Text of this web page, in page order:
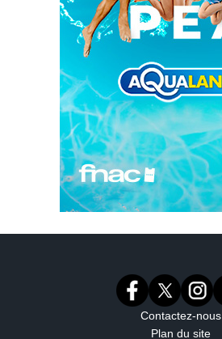
Contactez-nous
Plan du site